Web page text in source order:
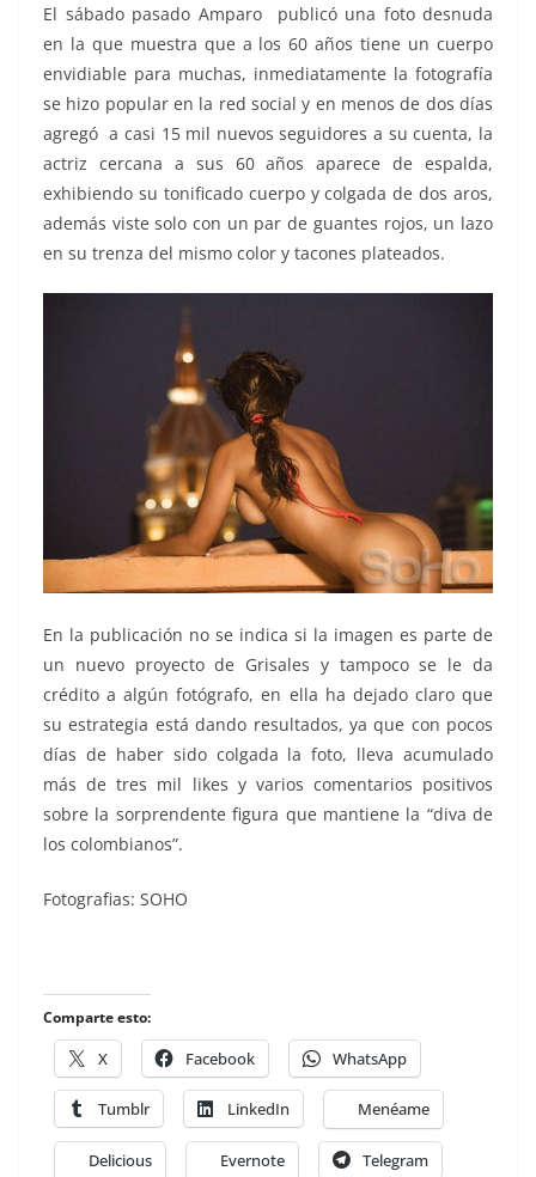
El sábado pasado Amparo publicó una foto desnuda
en la que muestra que a los 60 años tiene un cuerpo
envidiable para muchas, inmediatamente la fotografía
se hizo popular en la red social y en menos de dos días
agregó a casi 15 mil nuevos seguidores a su cuenta, la
actriz cercana a sus 60 años aparece de espalda,
exhibiendo su tonificado cuerpo y colgada de dos aros,
además viste solo con un par de guantes rojos, un lazo
en su trenza del mismo color y tacones plateados.
En la publicación no se indica si la imagen es parte de
un nuevo proyecto de Grisales y tampoco se le da
crédito a algún fotógrafo, en ella ha dejado claro que
su estrategia está dando resultados, ya que con pocos
días de haber sido colgada la foto, lleva acumulado
más de tres mil likes y varios comentarios positivos
sobre la sorprendente figura que mantiene la “diva de
los colombianos”.
Fotografias: SOHO
Comparte esto:
X Facebook WhatsApp
Tumblr LinkedIn Menéame
Delicious Evernote Telegram